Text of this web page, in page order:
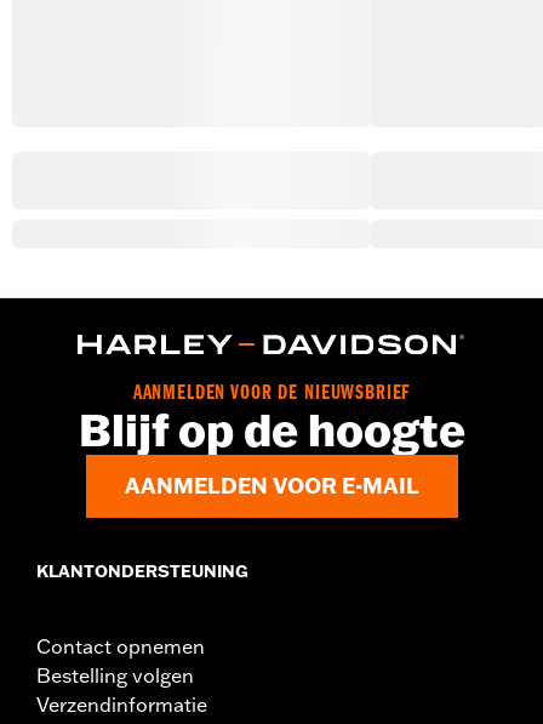
AANMELDEN VOOR DE NIEUWSBRIEF
Blijf op de hoogte
AANMELDEN VOOR E-MAIL
KLANTONDERSTEUNING
Contact opnemen
Bestelling volgen
Verzendinformatie